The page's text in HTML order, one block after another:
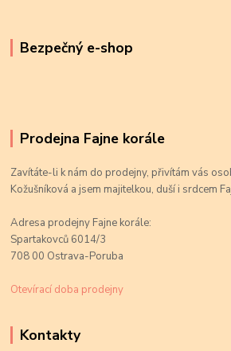
Bezpečný e-shop
Prodejna Fajne korále
Zavítáte-li k nám do prodejny, přivítám vás
Kožušníková a jsem majitelkou, duší i srdcem
Adresa prodejny Fajne korále:
Spartakovců 6014/3
708 00 Ostrava-Poruba
Otevírací doba prodejny
Kontakty